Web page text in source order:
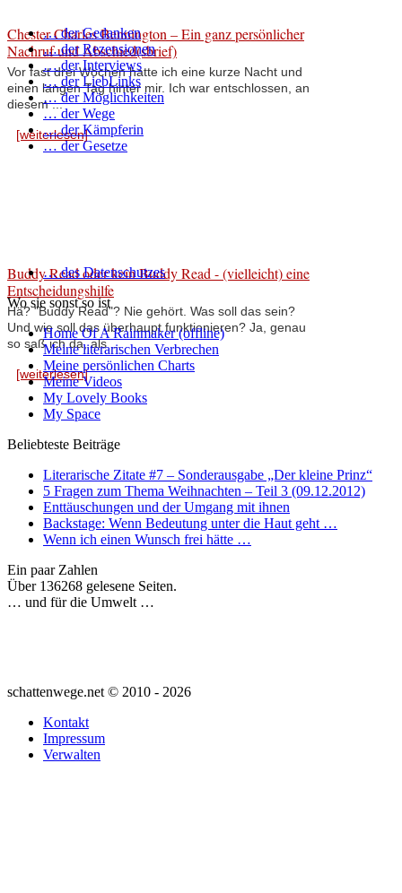
Chester Charles Bennington – Ein ganz persönlicher
Nachruf und Abschied(sbrief)
Vor fast drei Wochen hatte ich eine kurze Nacht und
einen langen Tag hinter mir. Ich war entschlossen, an
diesem ...
[weiterlesen]
Buddy Read oder kein Buddy Read - (vielleicht) eine
Entscheidungshilfe
Hä? "Buddy Read"? Nie gehört. Was soll das sein?
Und wie soll das überhaupt funktionieren? Ja, genau
so saß ich da, als ...
[weiterlesen]
… der Gedanken
… der Rezensionen
… der Interviews
… der LiebLinks
… der Möglichkeiten
… der Wege
… der Kämpferin
… der Gesetze
… des Datenschutzes
Wo sie sonst so ist
Home Of A Rainmaker (offline)
Meine literarischen Verbrechen
Meine persönlichen Charts
Meine Videos
My Lovely Books
My Space
Beliebteste Beiträge
Literarische Zitate #7 – Sonderausgabe „Der kleine Prinz“
5 Fragen zum Thema Weihnachten – Teil 3 (09.12.2012)
Enttäuschungen und der Umgang mit ihnen
Backstage: Wenn Bedeutung unter die Haut geht …
Wenn ich einen Wunsch frei hätte …
Ein paar Zahlen
Über 136268 gelesene Seiten.
… und für die Umwelt …
schattenwege.net © 2010 - 2026
Kontakt
Impressum
Verwalten